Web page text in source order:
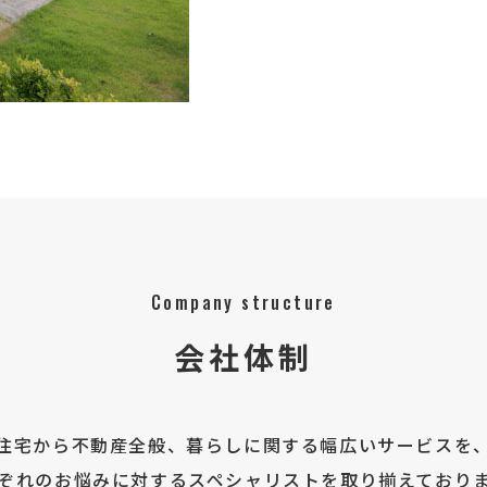
Company structure
会社体制
宅から不動産全般、暮らしに関する幅広いサービスを、
れのお悩みに対するスペシャリストを取り揃えておりま